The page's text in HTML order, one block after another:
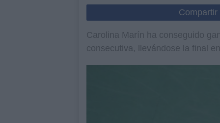
Carolina Marín ha conseguido
consecutiva, llevándose la final